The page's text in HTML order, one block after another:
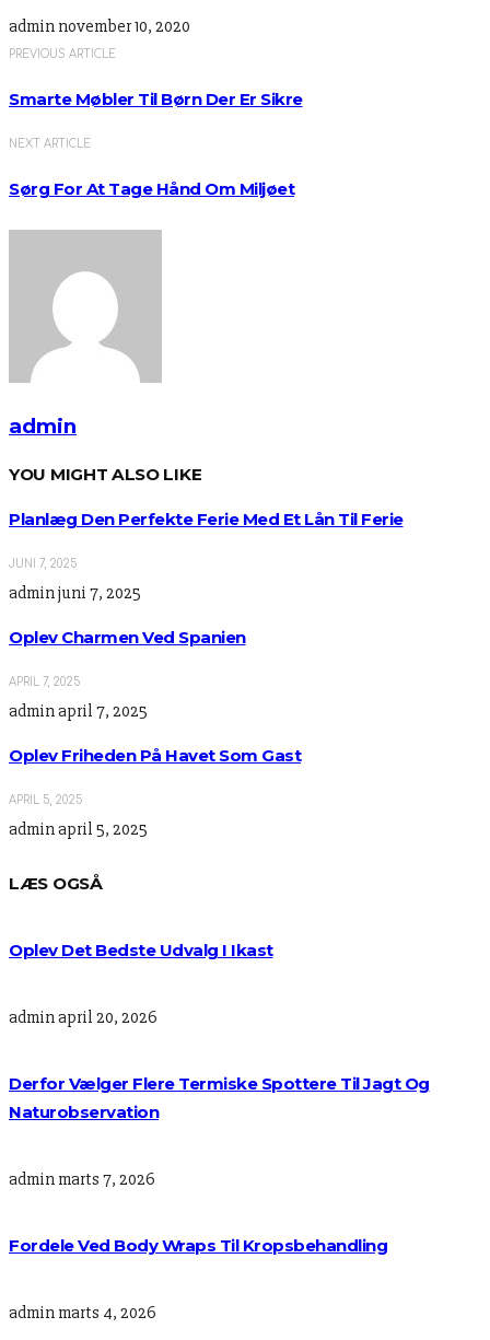
admin november 10, 2020
PREVIOUS ARTICLE
Smarte Møbler Til Børn Der Er Sikre
NEXT ARTICLE
Sørg For At Tage Hånd Om Miljøet
admin
YOU MIGHT ALSO LIKE
Planlæg Den Perfekte Ferie Med Et Lån Til Ferie
JUNI 7, 2025
adminjuni 7, 2025
Oplev Charmen Ved Spanien
APRIL 7, 2025
adminapril 7, 2025
Oplev Friheden På Havet Som Gast
APRIL 5, 2025
adminapril 5, 2025
LÆS OGSÅ
Oplev Det Bedste Udvalg I Ikast
adminapril 20, 2026
Derfor Vælger Flere Termiske Spottere Til Jagt Og
Naturobservation
admin marts 7, 2026
Fordele Ved Body Wraps Til Kropsbehandling
admin marts 4, 2026